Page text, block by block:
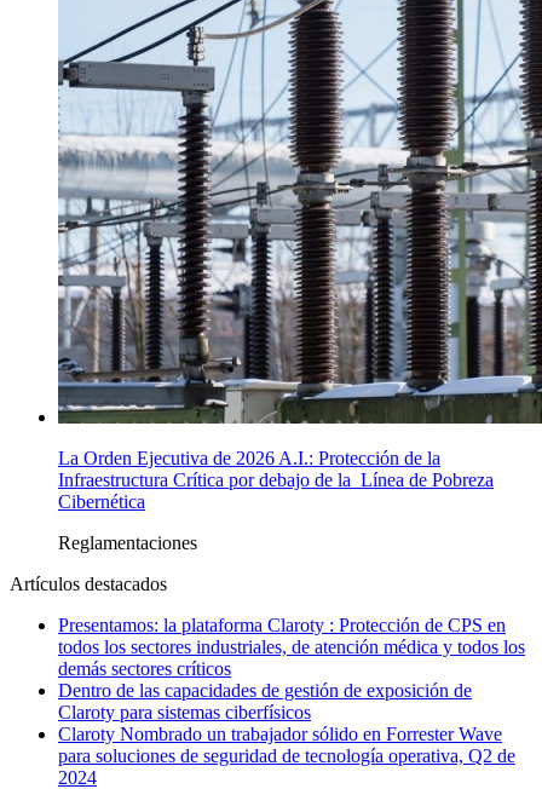
La Orden Ejecutiva de 2026 A.I.: Protección de la
Infraestructura Crítica por debajo de la Línea de Pobreza
Cibernética
Reglamentaciones
Artículos destacados
Presentamos: la plataforma Claroty : Protección de CPS en
todos los sectores industriales, de atención médica y todos los
demás sectores críticos
Dentro de las capacidades de gestión de exposición de
Claroty para sistemas ciberfísicos
Claroty Nombrado un trabajador sólido en Forrester Wave
para soluciones de seguridad de tecnología operativa, Q2 de
2024